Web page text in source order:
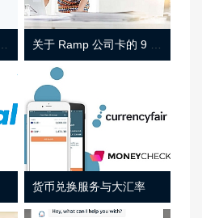
货币兑换服务与大汇率